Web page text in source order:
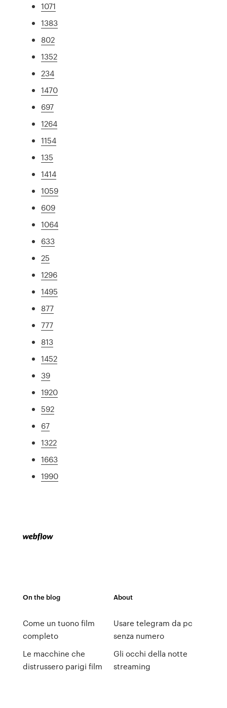
1071
1383
802
1352
234
1470
697
1264
1154
135
1414
1059
609
1064
633
25
1296
1495
877
777
813
1452
39
1920
592
67
1322
1663
1990
On the blog
Come un tuono film
completo
Le macchine che
distrussero parigi film
About
Usare telegram da pc
senza numero
Gli occhi della notte
streaming